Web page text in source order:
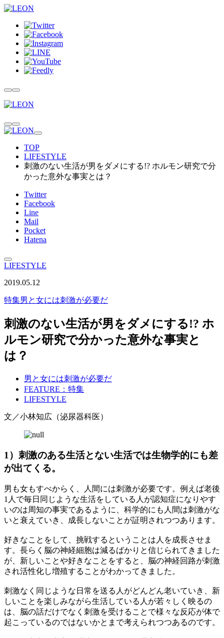
TOP
LIFESTYLE
刺激のない生活が男をダメにする!? ホルモン研究で分
かった意外な事実とは？
Twitter
Facebook
Line
Mail
Pocket
Hatena
LIFESTYLE
2019.05.12
特集男と女には刺激が必要だ
刺激のない生活が男をダメにする!? ホ
ルモン研究で分かった意外な事実と
は？
男と女には刺激が必要だ
FEATURE：特集
LIFESTYLE
文／小林知広（泌尿器科医）
1）刺激のある生活とない生活では生物学的にも差
が出てくる。
男も女もすべからく、人間には刺激が必要です。例えば老後
1人で毎日同じような生活をしている人が認知症になりやす
いのは周知の事実であるように、科学的にも人間は刺激がな
いと衰えていき、成長しないことが証明されつつあります。
好きなことをして、挑戦するということは人を成長させま
す。長らく脳の神経細胞は減るばかりと信じられてきました
が、新しいことや好きなことをすると、脳の神経回路が刺激
され活性化し増殖することがわかってきました。
刺激なく同じような日常を送る人がどんどん老いていき、新
しいことを楽しみながら生活している人が若々しく映るの
は、脳の話だけでなく刺激を受けることで様々な反応が体で
起こっているのではないかとまで考えられつつあるのです。